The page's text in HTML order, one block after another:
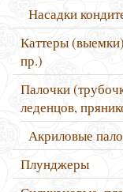
Насадки
Каттеры
пр.)
Палочки
леденцов,
Акриловые
Плунджеры